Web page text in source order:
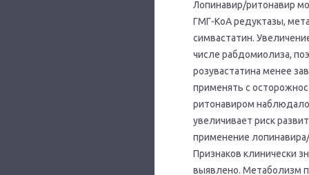
Лопинавир/ритонавир
ГМГ-КоА редуктазы,
симвастатин.
числе рабдомиолиза,
розувастатина менее
применять с
ритонавиром
увеличивает риск
применение
Признаков клинически
выявлено. Метаболизм